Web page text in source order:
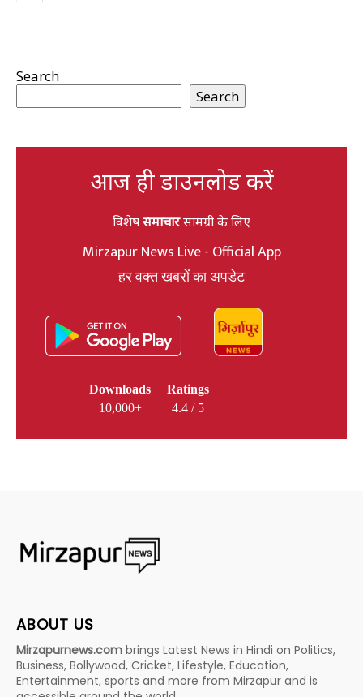
Search
Search
आज ही डाउनलोड करें
विशेषसमाचारसामग्री के लिए
Mirzapur News Live - Official App
हर वक्त खबरों का अपडेट
Downloads
10,000+
Ratings
4.4 / 5
ABOUT US
Mirzapurnews.com brings Latest News in Hindi on Politics,
Business, Bollywood, Cricket, Lifestyle, Education,
Entertainment, sports and more from Mirzapur and is